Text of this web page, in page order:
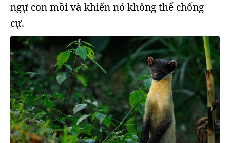
ngự con mồi và khiến nó không thể chống
cự.